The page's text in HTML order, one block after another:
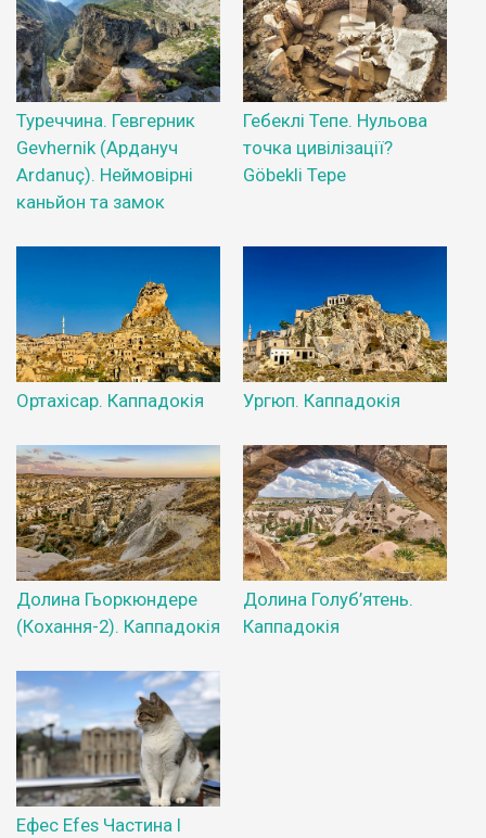
Туреччина. Гевгерник
Gevhernik (Ардануч
Ardanuç). Неймовірні
каньйон та замок
Гебеклі Тепе. Нульова
точка цивілізації?
Göbekli Tepe
Ортахісар. Каппадокія Ургюп. Каппадокія
Долина Гьоркюндере
(Кохання-2). Каппадокія
Долина Голуб’ятень.
Каппадокія
Ефес Efes Частина І